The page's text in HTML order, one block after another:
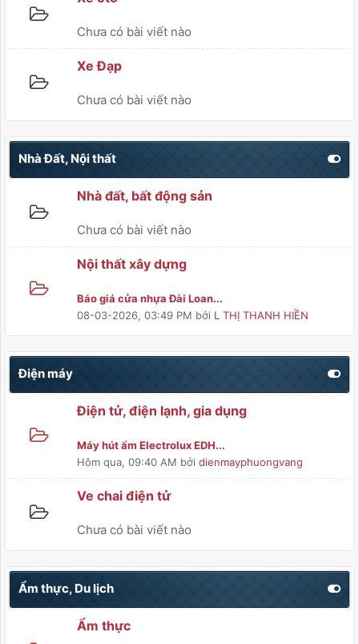
Chưa có bài viết nào
Xe Đạp
Chưa có bài viết nào
Nhà Đất, Nội thất
Nhà đất, bất động sản
Chưa có bài viết nào
Nội thất xây dựng
Báo giá cửa nhựa Đài Loan...
08-03-2026, 03:49 PM bởi L THỊ THANH HIỀN
Điện máy
Điện tử, điện lạnh, gia dụng
Máy hút ẩm Electrolux EDH...
Hôm qua, 09:40 AM bởi dienmayphuongvang
Ve chai điện tử
Chưa có bài viết nào
Ẩm thực, Du lịch
Ẩm thực